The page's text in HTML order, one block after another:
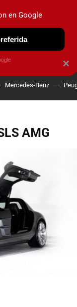
Mercedes-Benz
AMG
×
en Google